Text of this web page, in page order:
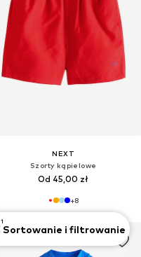
NEXT
Szorty kąpielowe
Od 45,00 zł
+8
1
Sortowanie i filtrowanie